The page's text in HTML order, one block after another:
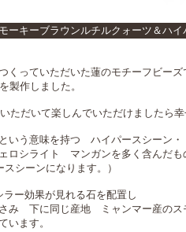
ーキーブラウンルチルクォーツ＆ハ
くっていただいた蓮のモチーフビーズ
製作しました。
ただいて楽しんでいただけましたら幸
いう意味を持つ ハイパースシーン・
シライト マンガンを多く含んだも
シーンになります。）
ー効果が見れる石を配置し
み 下に同じ産地 ミャンマー産のス
います。